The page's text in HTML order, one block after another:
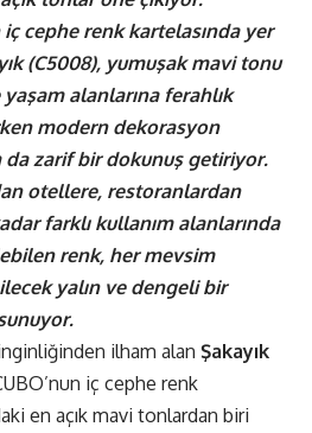
iç cephe renk kartelasında yer
(C5008), yumuşak mavi tonu
alanlarına ferahlık
modern dekorasyon
da zarif bir dokunuş getiriyor.
otellere, restoranlardan
farklı kullanım alanlarında
renk, her mevsim
yalın ve dengeli bir
ilham alan Şakayık
iç cephe renk
en açık mavi tonlardan biri